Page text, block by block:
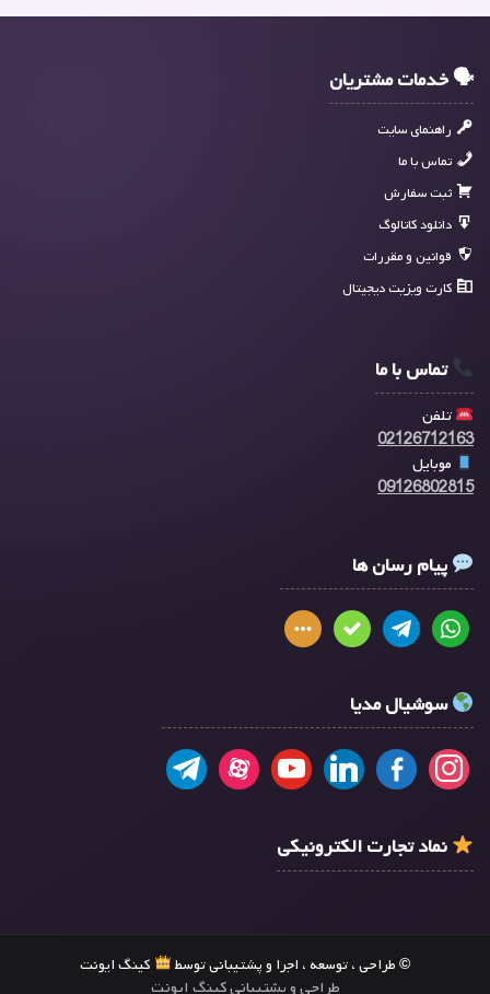
🗣 خدمات مشتریان
راهنمای سایت
تماس با ما
ثبت سفارش
دانلود کاتالوگ
قوانین و مقررات
کارت ویزیت دیجیتال
تماس با ما
تلفن
02126712163
موبایل
09126802815
پیام رسان ها
سوشیال مدیا
نماد تجارت الکترونیکی
© طراحی ، توسعه ، اجرا و پشتیبانی توسط کینگ ایونت
طراحی و پشتیبانی کینگ ایونت